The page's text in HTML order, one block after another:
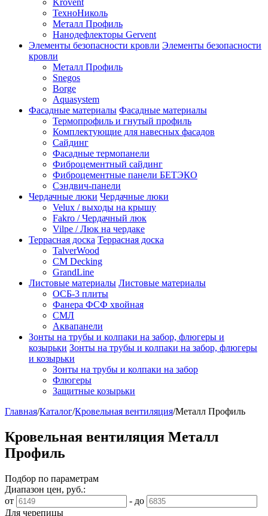
Krovent
ТехноНиколь
Металл Профиль
Нанодефлекторы Gervent
Элементы безопасности кровли Элементы безопасности
кровли
Металл Профиль
Snegos
Borge
Aquasystem
Фасадные материалы Фасадные материалы
Термопрофиль и гнутый профиль
Комплектующие для навесных фасадов
Сайдинг
Фасадные термопанели
Фиброцементный сайдинг
Фиброцементные панели БЕТЭКО
Сэндвич-панели
Чердачные люки Чердачные люки
Velux / выходы на крышу
Fakro / Чердачный люк
Vilpe / Люк на чердаке
Террасная доска Террасная доска
TalverWood
CM Decking
GrandLine
Листовые материалы Листовые материалы
ОСБ-3 плиты
Фанера ФСФ хвойная
СМЛ
Аквапанели
Зонты на трубы и колпаки на забор, флюгеры и
козырьки Зонты на трубы и колпаки на забор, флюгеры
и козырьки
Зонты на трубы и колпаки на забор
Флюгеры
Защитные козырьки
Главная/Каталог/Кровельная вентиляция/Металл Профиль
Кровельная вентиляция Металл
Профиль
Подбор по параметрам
Диапазон цен, руб.:
от
- до
Для черепицы